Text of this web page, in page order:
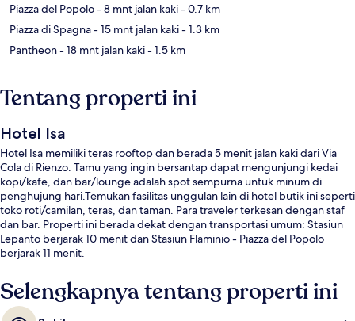
Piazza del Popolo- 8 mnt jalan kaki- 0.7 km
Piazza di Spagna- 15 mnt jalan kaki- 1.3 km
Pantheon- 18 mnt jalan kaki- 1.5 km
Tentang properti ini
Hotel Isa
Hotel Isa memiliki teras rooftop dan berada 5 menit jalan kaki dari Via
Cola di Rienzo. Tamu yang ingin bersantap dapat mengunjungi kedai
kopi/kafe, dan bar/lounge adalah spot sempurna untuk minum di
penghujung hari.Temukan fasilitas unggulan lain di hotel butik ini seperti
toko roti/camilan, teras, dan taman. Para traveler terkesan dengan staf
dan bar. Properti ini berada dekat dengan transportasi umum: Stasiun
Lepanto berjarak 10 menit dan Stasiun Flaminio - Piazza del Popolo
berjarak 11 menit.
Selengkapnya tentang properti ini